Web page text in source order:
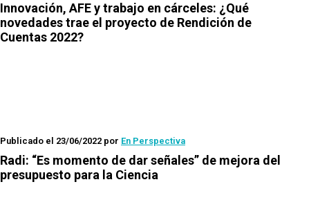
Innovación, AFE y trabajo en cárceles: ¿Qué
novedades trae el proyecto de Rendición de
Cuentas 2022?
Publicado el 23/06/2022 por En Perspectiva
Radi: “Es momento de dar señales” de mejora del
presupuesto para la Ciencia